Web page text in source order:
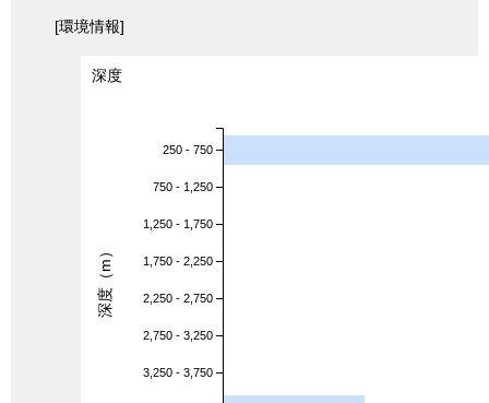
[環境情報]
深度
250 - 750
750 - 1,250
1,250 - 1,750
1,750 - 2,250
2,250 - 2,750
2,750 - 3,250
3,250 - 3,750
深度（m）